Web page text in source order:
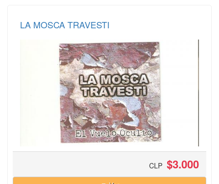
LA MOSCA TRAVESTI
CLP $3.000